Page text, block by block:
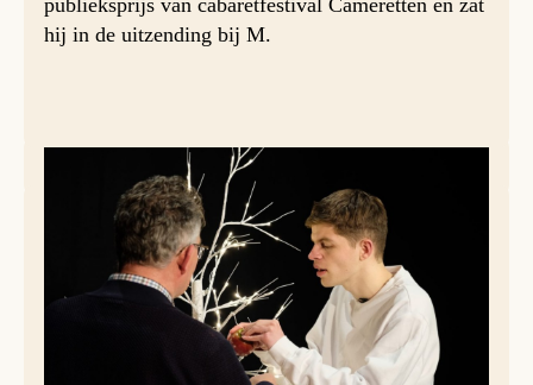
publieksprijs van cabaretfestival Cameretten en zat
hij in de uitzending bij M.
Samen met lekendominicaan en communicatiedeskundige
Sipke Draisma maakte hij een drieluik over God en mens,
schepping en lijden. Mét een boom en een appel.Een
kleine voorstelling over ‘het transcendente avontuur’.We
hadden het natuurlijk graag live laten zien, samen met de
resultaten van nog vijf combinaties van kunstenaars en
predikers die hier nog zullen verschijnen, maar vanwege
corona doen we het digitaal.